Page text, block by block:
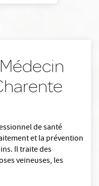
de santé
et la prévention
Il traite des
veineuses, les